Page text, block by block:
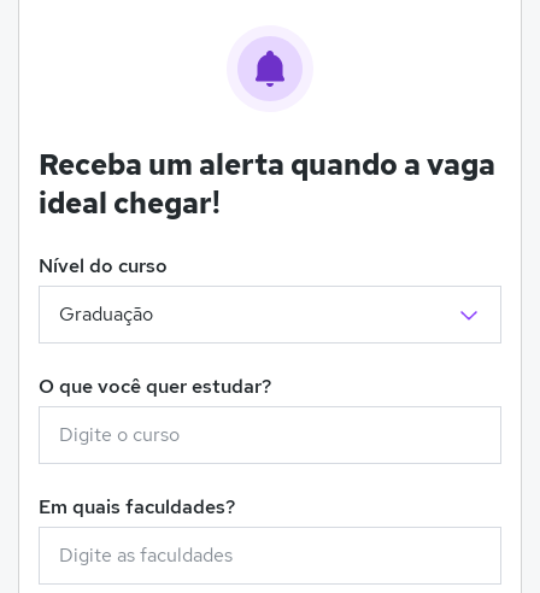
Receba um alerta quando a vaga
ideal chegar!
Nível do curso
O que você quer estudar?
Em quais faculdades?